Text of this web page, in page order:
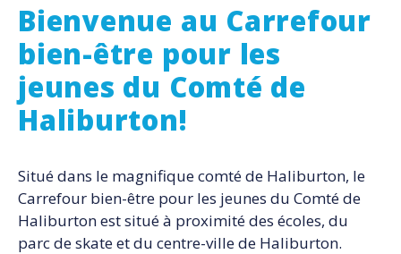
Bienvenue au Carrefour
bien-être pour les
jeunes du Comté de
Haliburton!
Situé dans le magnifique comté de Haliburton, le
Carrefour bien-être pour les jeunes du Comté de
Haliburton est situé à proximité des écoles, du
parc de skate et du centre-ville de Haliburton.